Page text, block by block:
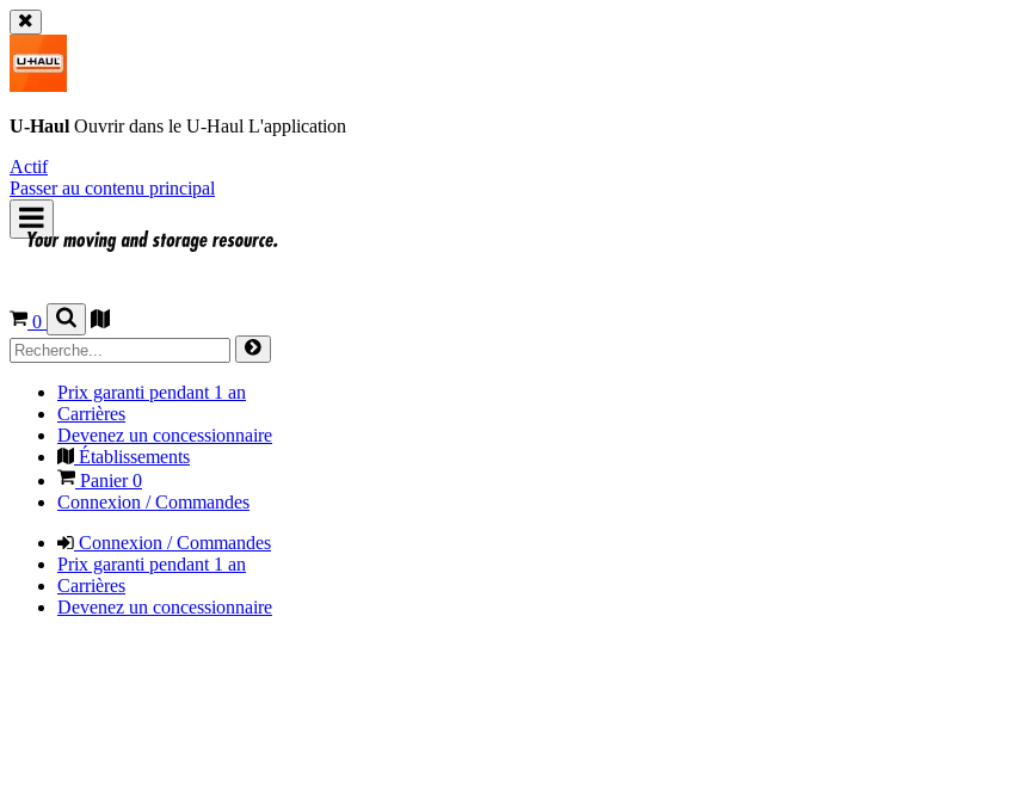
U-Haul Ouvrir dans le U-Haul L'application
Actif
Passer au contenu principal
0
Prix garanti pendant 1 an
Carrières
Devenez un concessionnaire
Établissements
Panier0
Connexion / Commandes
Connexion / Commandes
Prix garanti pendant 1 an
Carrières
Devenez un concessionnaire